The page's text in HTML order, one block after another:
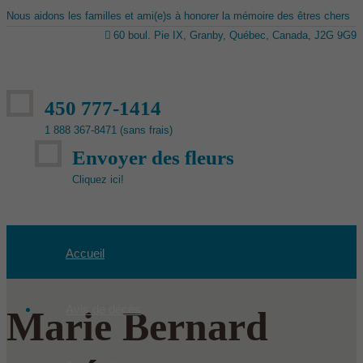
Nous aidons les familles et ami(e)s à honorer la mémoire des êtres chers
60 boul. Pie IX, Granby, Québec, Canada, J2G 9G9
450 777-1414
1 888 367-8471 (sans frais)
Envoyer des fleurs
Cliquez ici!
Accueil
Avis de décès
Marie Bernard